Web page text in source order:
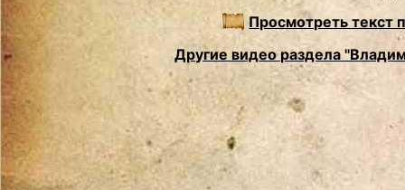
Просмотреть текст
Другие видео раздела